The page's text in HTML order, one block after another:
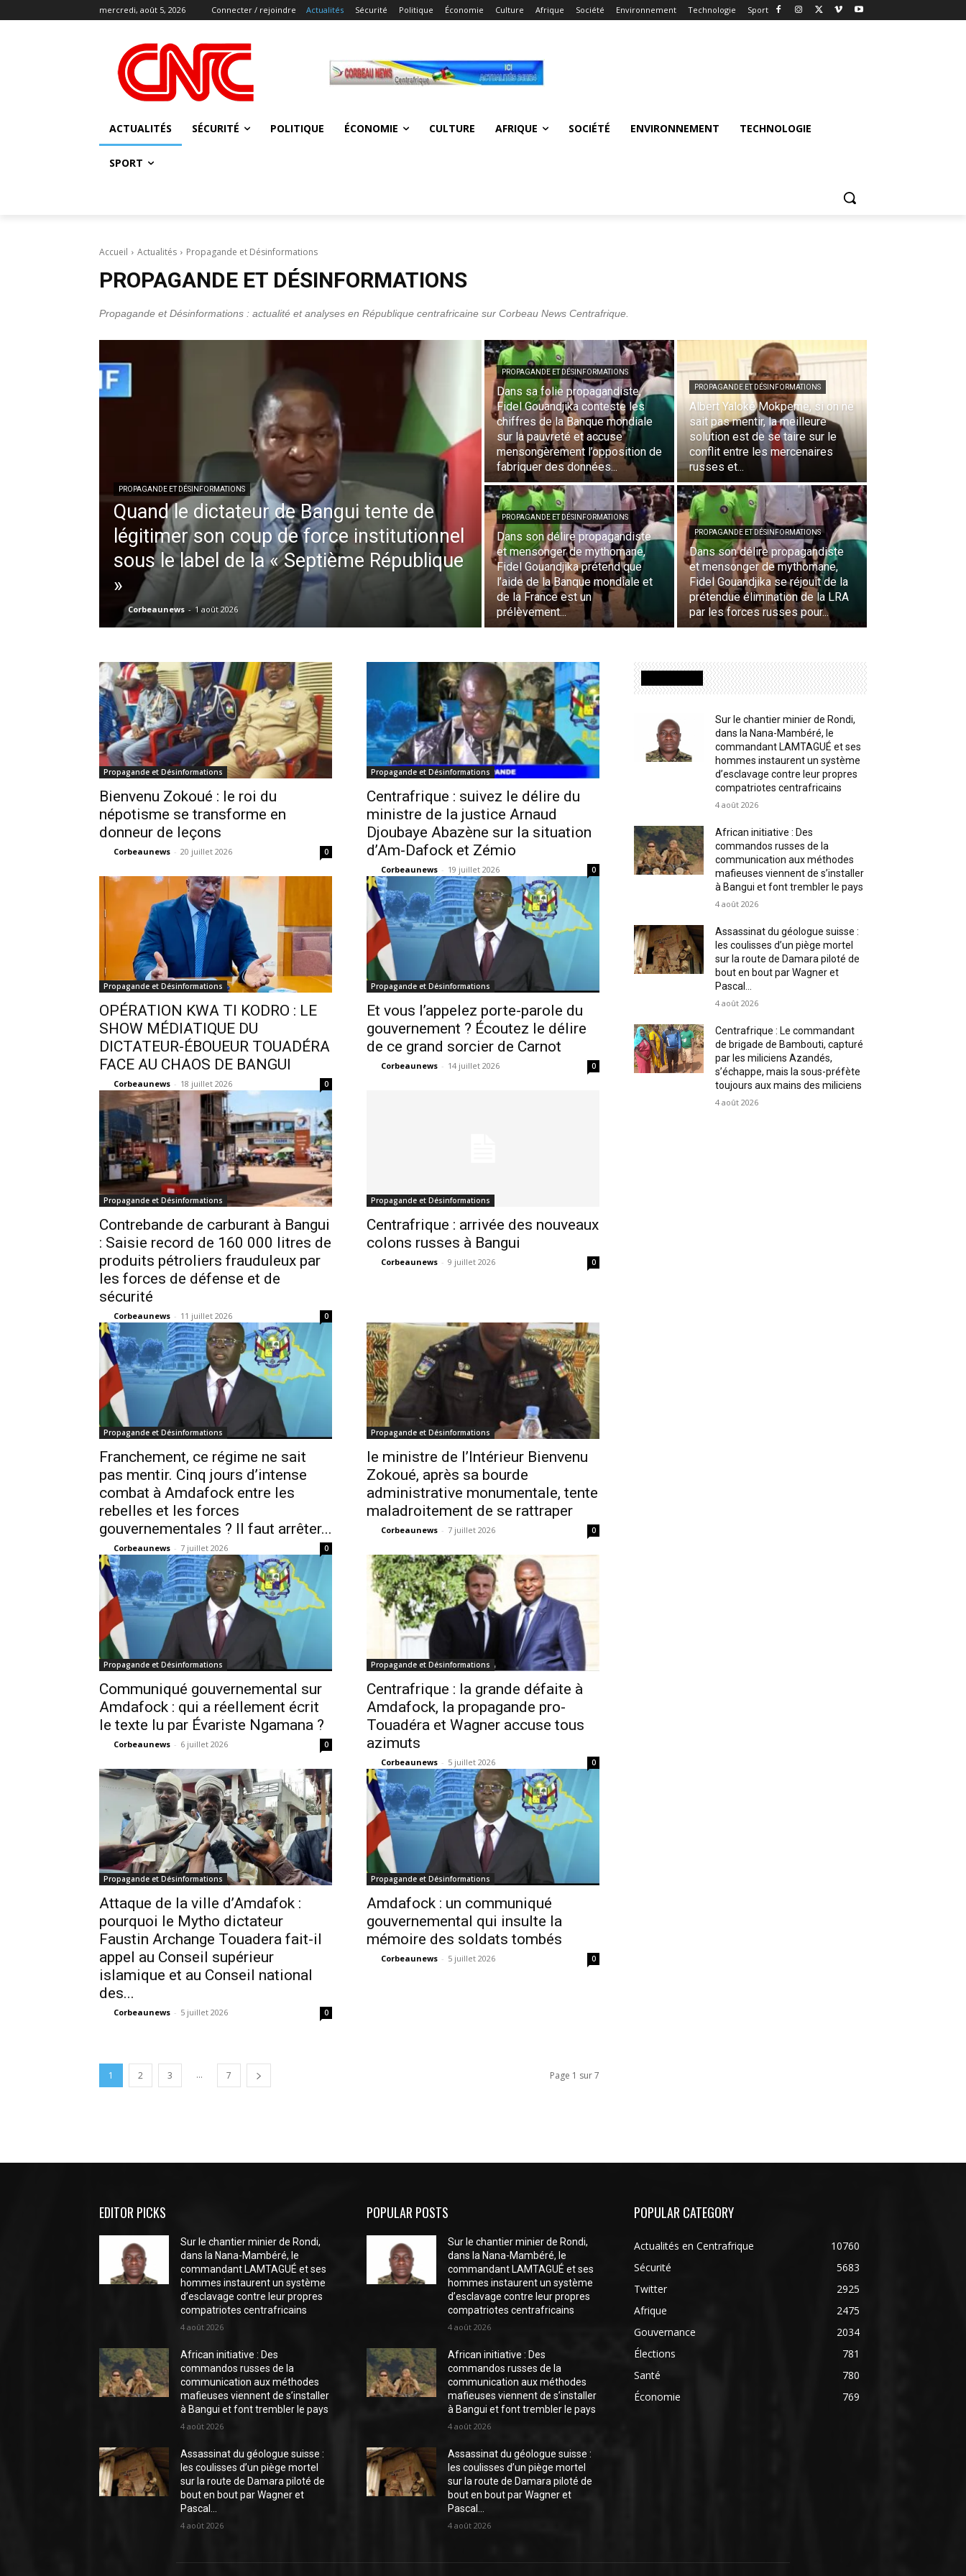
mercredi, août 5, 2026 Connecter / rejoindre Actualités Sécurité Politique Économie Culture Afrique Société Environnement Technologie Sport
ACTUALITÉS SÉCURITÉ POLITIQUE ÉCONOMIE CULTURE AFRIQUE SOCIÉTÉ ENVIRONNEMENT TECHNOLOGIE
SPORT
Accueil Actualités Propagande et Désinformations
PROPAGANDE ET DÉSINFORMATIONS
Propagande et Désinformations : actualité et analyses en République centrafricaine sur Corbeau News Centrafrique.
PROPAGANDE ET DÉSINFORMATIONS
Quand le dictateur de Bangui tente de
légitimer son coup de force institutionnel
sous le label de la « Septième République
»
Corbeaunews - 1 août 2026
PROPAGANDE ET DÉSINFORMATIONS
Dans sa folie propagandiste,
Fidel Gouandjika conteste les
chiffres de la Banque mondiale
sur la pauvreté et accuse
mensongèrement l’opposition de
fabriquer des données...
PROPAGANDE ET DÉSINFORMATIONS
Albert Yaloké Mokpeme, si on ne
sait pas mentir, la meilleure
solution est de se taire sur le
conflit entre les mercenaires
russes et...
PROPAGANDE ET DÉSINFORMATIONS
Dans son délire propagandiste
et mensonger de mythomane,
Fidel Gouandjika prétend que
l’aide de la Banque mondiale et
de la France est un
prélèvement...
PROPAGANDE ET DÉSINFORMATIONS
Dans son délire propagandiste
et mensonger de mythomane,
Fidel Gouandjika se réjouit de la
prétendue élimination de la LRA
par les forces russes pour...
Propagande et Désinformations
Bienvenu Zokoué : le roi du
népotisme se transforme en
donneur de leçons
Corbeaunews - 20 juillet 2026 0
Propagande et Désinformations
Centrafrique : suivez le délire du
ministre de la justice Arnaud
Djoubaye Abazène sur la situation
d’Am-Dafock et Zémio
Corbeaunews - 19 juillet 2026 0
Propagande et Désinformations
OPÉRATION KWA TI KODRO : LE
SHOW MÉDIATIQUE DU
DICTATEUR-ÉBOUEUR TOUADÉRA
FACE AU CHAOS DE BANGUI
Corbeaunews - 18 juillet 2026 0
Propagande et Désinformations
Et vous l’appelez porte-parole du
gouvernement ? Écoutez le délire
de ce grand sorcier de Carnot
Corbeaunews - 14 juillet 2026 0
Propagande et Désinformations
Contrebande de carburant à Bangui
: Saisie record de 160 000 litres de
produits pétroliers frauduleux par
les forces de défense et de
sécurité
Corbeaunews - 11 juillet 2026 0
Propagande et Désinformations
Centrafrique : arrivée des nouveaux
colons russes à Bangui
Corbeaunews - 9 juillet 2026 0
Propagande et Désinformations
Franchement, ce régime ne sait
pas mentir. Cinq jours d’intense
combat à Amdafock entre les
rebelles et les forces
gouvernementales ? Il faut arrêter...
Corbeaunews - 7 juillet 2026 0
Propagande et Désinformations
le ministre de l’Intérieur Bienvenu
Zokoué, après sa bourde
administrative monumentale, tente
maladroitement de se rattraper
Corbeaunews - 7 juillet 2026 0
Propagande et Désinformations
Communiqué gouvernemental sur
Amdafock : qui a réellement écrit
le texte lu par Évariste Ngamana ?
Corbeaunews - 6 juillet 2026 0
Propagande et Désinformations
Centrafrique : la grande défaite à
Amdafock, la propagande pro-
Touadéra et Wagner accuse tous
azimuts
Corbeaunews - 5 juillet 2026 0
Propagande et Désinformations
Attaque de la ville d’Amdafok :
pourquoi le Mytho dictateur
Faustin Archange Touadera fait-il
appel au Conseil supérieur
islamique et au Conseil national
des...
Corbeaunews - 5 juillet 2026 0
Propagande et Désinformations
Amdafock : un communiqué
gouvernemental qui insulte la
mémoire des soldats tombés
Corbeaunews - 5 juillet 2026 0
1 2 3 ... 7 Page 1 sur 7
Sur le chantier minier de Rondi,
dans la Nana-Mambéré, le
commandant LAMTAGUÉ et ses
hommes instaurent un système
d’esclavage contre leur propres
compatriotes centrafricains
4 août 2026
African initiative : Des
commandos russes de la
communication aux méthodes
mafieuses viennent de s’installer
à Bangui et font trembler le pays
4 août 2026
Assassinat du géologue suisse :
les coulisses d’un piège mortel
sur la route de Damara piloté de
bout en bout par Wagner et
Pascal...
4 août 2026
Centrafrique : Le commandant
de brigade de Bambouti, capturé
par les miliciens Azandés,
s’échappe, mais la sous-préfète
toujours aux mains des miliciens
4 août 2026
EDITOR PICKS
Sur le chantier minier de Rondi,
dans la Nana-Mambéré, le
commandant LAMTAGUÉ et ses
hommes instaurent un système
d’esclavage contre leur propres
compatriotes centrafricains
4 août 2026
African initiative : Des
commandos russes de la
communication aux méthodes
mafieuses viennent de s’installer
à Bangui et font trembler le pays
4 août 2026
Assassinat du géologue suisse :
les coulisses d’un piège mortel
sur la route de Damara piloté de
bout en bout par Wagner et
Pascal...
4 août 2026
POPULAR POSTS
Sur le chantier minier de Rondi,
dans la Nana-Mambéré, le
commandant LAMTAGUÉ et ses
hommes instaurent un système
d’esclavage contre leur propres
compatriotes centrafricains
4 août 2026
African initiative : Des
commandos russes de la
communication aux méthodes
mafieuses viennent de s’installer
à Bangui et font trembler le pays
4 août 2026
Assassinat du géologue suisse :
les coulisses d’un piège mortel
sur la route de Damara piloté de
bout en bout par Wagner et
Pascal...
4 août 2026
POPULAR CATEGORY
Actualités en Centrafrique
10760
Sécurité
5683
Twitter
2925
Afrique
2475
Gouvernance
2034
Élections
781
Santé
780
Économie
769